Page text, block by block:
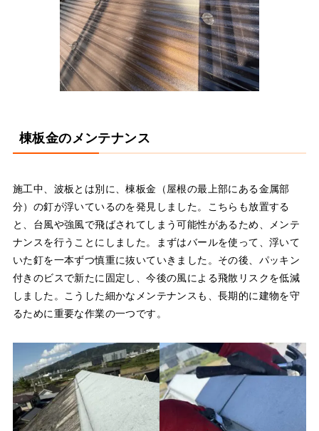
棟板金のメンテナンス
施工中、波板とは別に、棟板金（屋根の最上部にある金属部
分）の釘が浮いているのを発見しました。こちらも放置する
と、台風や強風で飛ばされてしまう可能性があるため、メンテ
ナンスを行うことにしました。まずはバールを使って、浮いて
いた釘を一本ずつ慎重に抜いていきました。その後、パッキン
付きのビスで新たに固定し、今後の風による飛散リスクを低減
しました。こうした細かなメンテナンスも、長期的に建物を守
るために重要な作業の一つです。